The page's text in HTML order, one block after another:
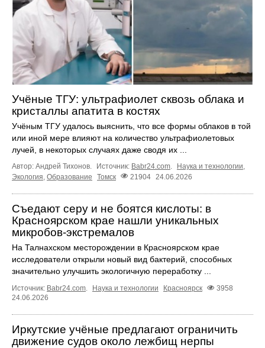
Учёные ТГУ: ультрафиолет сквозь облака и
кристаллы апатита в костях
Учёным ТГУ удалось выяснить, что все формы облаков в той
или иной мере влияют на количество ультрафиолетовых
лучей, в некоторых случаях даже сводя их ...
Автор: Андрей Тихонов. Источник: Babr24.com. Наука и технологии,
Экология Образование Томск 21904 24.06.2026
Съедают серу и не боятся кислоты: в
Красноярском крае нашли уникальных
микробов-экстремалов
На Талнахском месторождении в Красноярском крае
исследователи открыли новый вид бактерий, способных
значительно улучшить экологичную переработку ...
Источник: Babr24.com Наука и технологии Красноярск
3958
24.06.2026
Иркутские учёные предлагают ограничить
движение судов около лежбищ нерпы